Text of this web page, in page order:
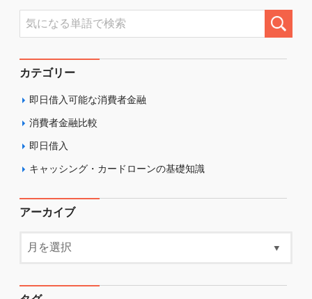
カテゴリー
即日借入可能な消費者金融
消費者金融比較
即日借入
キャッシング・カードローンの基礎知識
アーカイブ